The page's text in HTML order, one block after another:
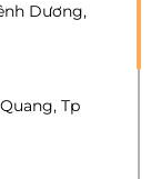
Dương,
Tp